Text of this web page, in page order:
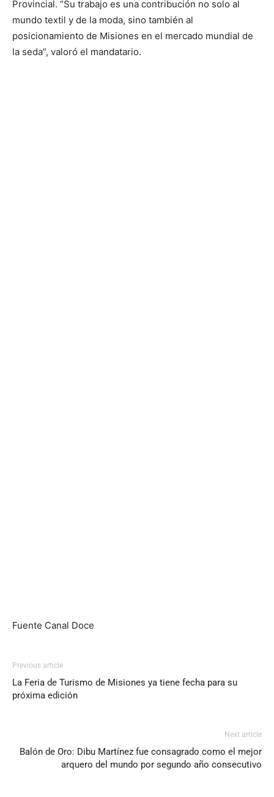
Provincial. “Su trabajo es una contribución no solo al
mundo textil y de la moda, sino también al
posicionamiento de Misiones en el mercado mundial de
la seda”, valoró el mandatario.
Fuente Canal Doce
Previous article
La Feria de Turismo de Misiones ya tiene fecha para su
próxima edición
Next article
Balón de Oro: Dibu Martínez fue consagrado como el mejor
arquero del mundo por segundo año consecutivo